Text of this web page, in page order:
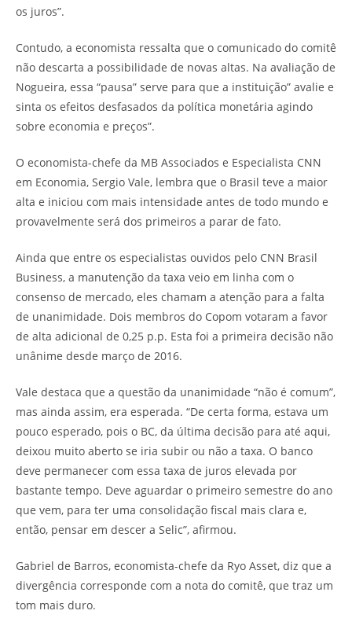
os juros”.
Contudo, a economista ressalta que o comunicado do comitê
não descarta a possibilidade de novas altas. Na avaliação de
Nogueira, essa “pausa” serve para que a instituição” avalie e
sinta os efeitos desfasados da política monetária agindo
sobre economia e preços”.
O economista-chefe da MB Associados e Especialista CNN
em Economia, Sergio Vale, lembra que o Brasil teve a maior
alta e iniciou com mais intensidade antes de todo mundo e
provavelmente será dos primeiros a parar de fato.
Ainda que entre os especialistas ouvidos pelo CNN Brasil
Business, a manutenção da taxa veio em linha com o
consenso de mercado, eles chamam a atenção para a falta
de unanimidade. Dois membros do Copom votaram a favor
de alta adicional de 0,25 p.p. Esta foi a primeira decisão não
unânime desde março de 2016.
Vale destaca que a questão da unanimidade “não é comum”,
mas ainda assim, era esperada. “De certa forma, estava um
pouco esperado, pois o BC, da última decisão para até aqui,
deixou muito aberto se iria subir ou não a taxa. O banco
deve permanecer com essa taxa de juros elevada por
bastante tempo. Deve aguardar o primeiro semestre do ano
que vem, para ter uma consolidação fiscal mais clara e,
então, pensar em descer a Selic”, afirmou.
Gabriel de Barros, economista-chefe da Ryo Asset, diz que a
divergência corresponde com a nota do comitê, que traz um
tom mais duro.